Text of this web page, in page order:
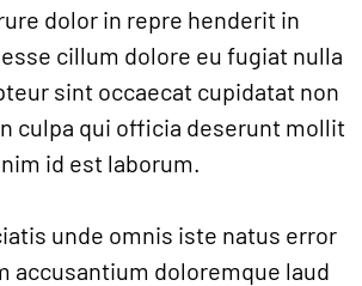
dolor in repre henderit in
cillum dolore eu fugiat nulla
sint occaecat cupidatat non
culpa qui officia deserunt mollit
id est laborum.
unde omnis iste natus error
accusantium doloremque laud